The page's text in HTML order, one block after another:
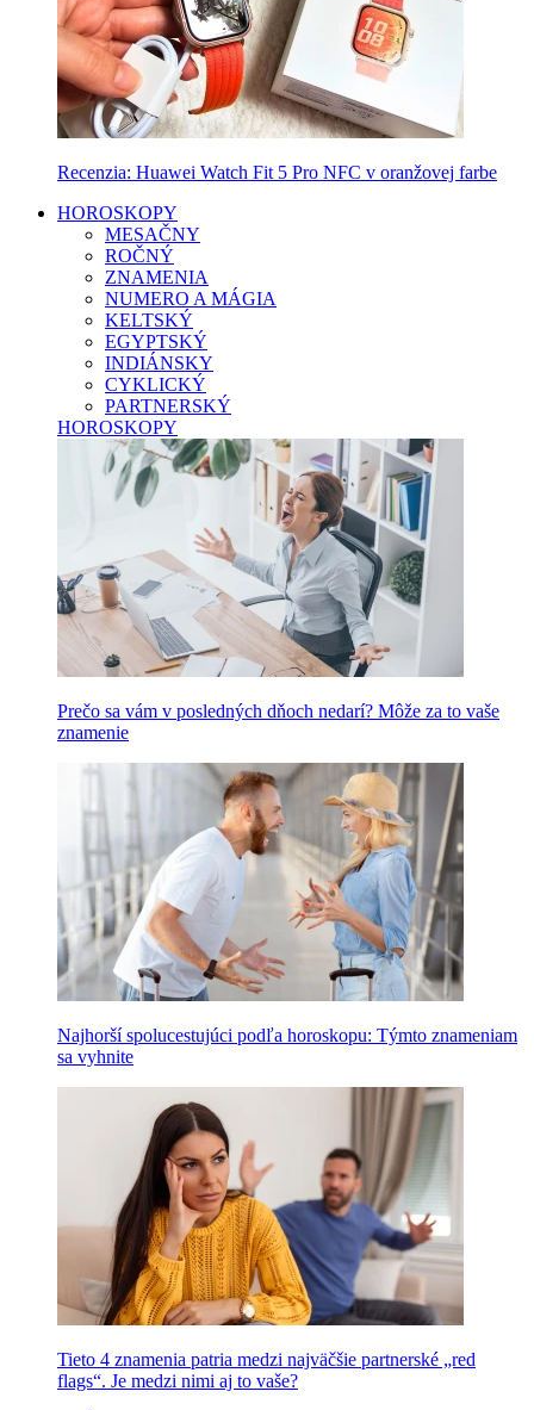
Recenzia: Huawei Watch Fit 5 Pro NFC v oranžovej farbe
HOROSKOPY
MESAČNY
ROČNÝ
ZNAMENIA
NUMERO A MÁGIA
KELTSKÝ
EGYPTSKÝ
INDIÁNSKY
CYKLICKÝ
PARTNERSKÝ
HOROSKOPY
Prečo sa vám v posledných dňoch nedarí? Môže za to vaše
znamenie
Najhorší spolucestujúci podľa horoskopu: Týmto znameniam
sa vyhnite
Tieto 4 znamenia patria medzi najväčšie partnerské „red
flags“. Je medzi nimi aj to vaše?